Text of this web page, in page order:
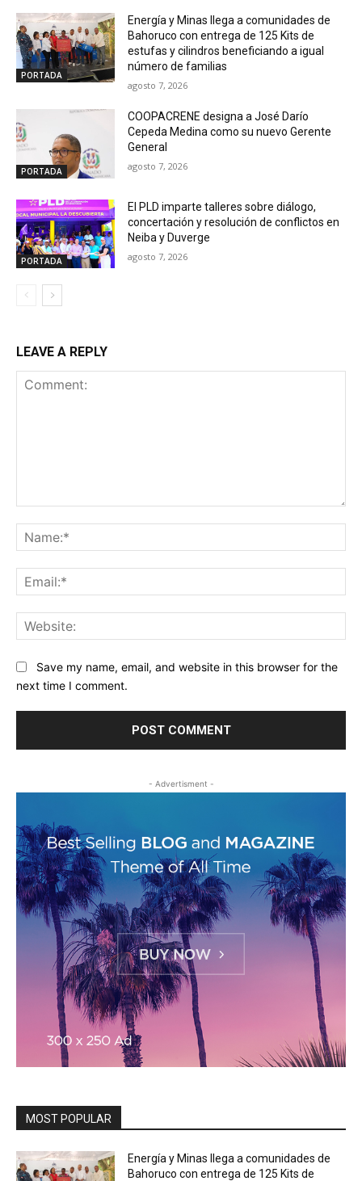
PORTADA
Energía y Minas llega a comunidades de
Bahoruco con entrega de 125 Kits de
estufas y cilindros beneficiando a igual
número de familias
agosto 7, 2026
PORTADA
COOPACRENE designa a José Darío
Cepeda Medina como su nuevo Gerente
General
agosto 7, 2026
PORTADA
El PLD imparte talleres sobre diálogo,
concertación y resolución de conflictos en
Neiba y Duverge
agosto 7, 2026
LEAVE A REPLY
Save my name, email, and website in this browser for the
next time I comment.
- Advertisment -
MOST POPULAR
Energía y Minas llega a comunidades de
Bahoruco con entrega de 125 Kits de